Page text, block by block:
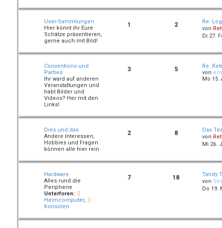
User-Sammlungen
Hier könnt ihr Eure
Schätze präsentieren,
gerne auch mit Bild!
1 2
Re:
von
Di 27.
Conventions und
Parties
Ihr ward auf anderen
Veranstaltungen und
habt Bilder und
Videos? Her mit den
Links!
3 5
Re:
von
Mo 15.
Dies und das
Andere Interessen,
Hobbies und Fragen
können alle hier rein.
2 8
Das
von
Mi 26.
Hardware
Alles rund die
Peripherie
Unterforen:
Heimcomputer,
Konsolen
7 18
Tandy
von
Do 19.